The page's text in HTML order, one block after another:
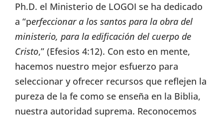
Ph.D. el Ministerio de LOGOI se ha dedicado
a “perfeccionar a los santos para la obra del
ministerio, para la edificación del cuerpo de
Cristo,” (Efesios 4:12). Con esto en mente,
hacemos nuestro mejor esfuerzo para
seleccionar y ofrecer recursos que reflejen la
pureza de la fe como se enseña en la Biblia,
nuestra autoridad suprema. Reconocemos